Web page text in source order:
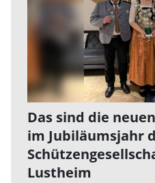
Das sind die
im Jubiläumsjahr
Lustheim